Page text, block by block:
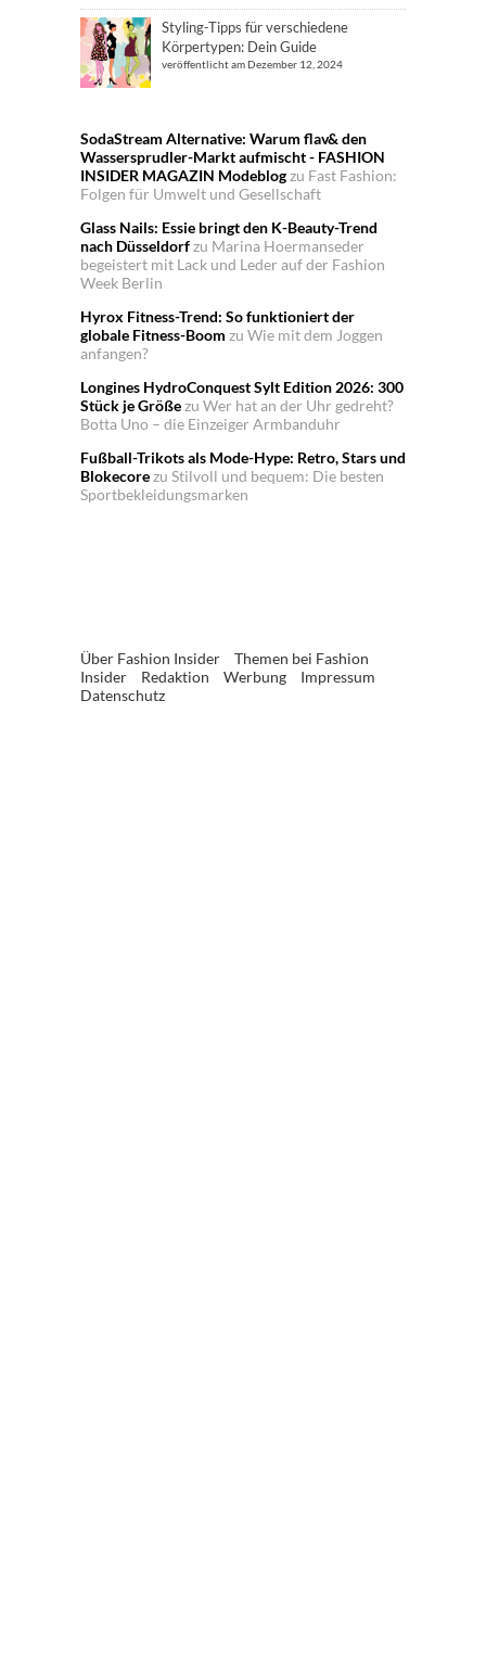
Styling-Tipps für verschiedene
Körpertypen: Dein Guide
veröffentlicht am Dezember 12, 2024
SodaStream Alternative: Warum flav& den
Wassersprudler-Markt aufmischt - FASHION
INSIDER MAGAZIN Modeblogzu Fast Fashion:
Folgen für Umwelt und Gesellschaft
Glass Nails: Essie bringt den K-Beauty-Trend
nach Düsseldorfzu Marina Hoermanseder
begeistert mit Lack und Leder auf der Fashion
Week Berlin
Hyrox Fitness-Trend: So funktioniert der
globale Fitness-Boom zu Wie mit dem Joggen
anfangen?
Longines HydroConquest Sylt Edition 2026: 300
Stück je Größezu Wer hat an der Uhr gedreht?
Botta Uno – die Einzeiger Armbanduhr
Fußball-Trikots als Mode-Hype: Retro, Stars und
Blokecorezu Stilvoll und bequem: Die besten
Sportbekleidungsmarken
Über Fashion Insider
Themen bei Fashion
Insider
Redaktion Werbung
Impressum
Datenschutz